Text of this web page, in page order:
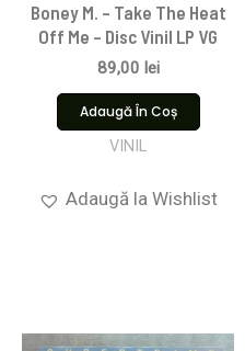
Boney M. – Take The Heat
Off Me – Disc Vinil LP VG
89,00 lei
Adaugă În Coș
VINIL
Adaugă la Wishlist